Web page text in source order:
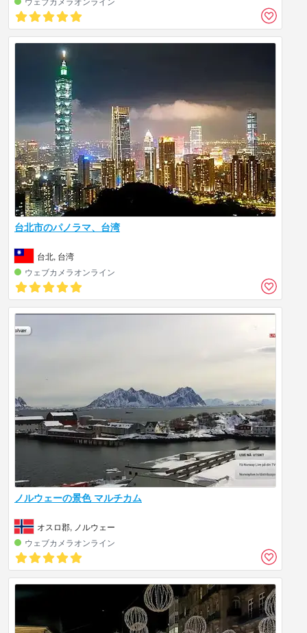
台北市のパノラマ、台湾
台北, 台湾
ウェブカメラオンライン
ノルウェーの景色 マルチカム
オスロ郡, ノルウェー
ウェブカメラオンライン